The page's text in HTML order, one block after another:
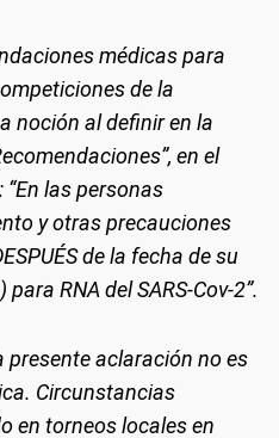
médicas para
de la
noción al definir en la
en el
las personas
y otras precauciones
de la fecha de su
RNA del SARS-Cov-2”.
aclaración no es
Circunstancias
en torneos locales en